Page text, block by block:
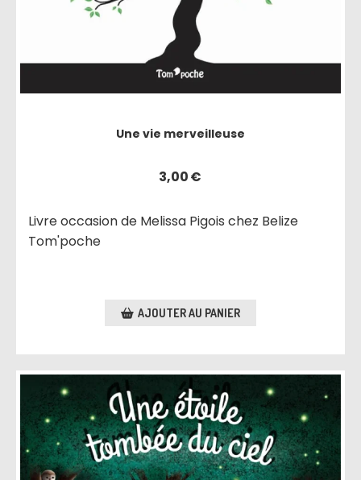
Une vie merveilleuse
3,00€
Livre occasion de Melissa Pigois chez Belize
Tom'poche
AJOUTER AU PANIER